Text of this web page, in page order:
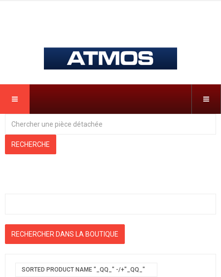
SORTED PRODUCT NAME "_QQ_" -/+"_QQ_"